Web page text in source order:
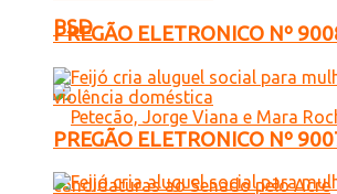
PSD
PREGÃO ELETRONICO Nº
PREGÃO ELETRONICO Nº